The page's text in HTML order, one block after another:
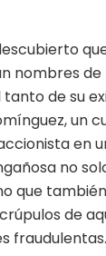
nombres de
de su
un
en
no
que
de
fraudulentas.